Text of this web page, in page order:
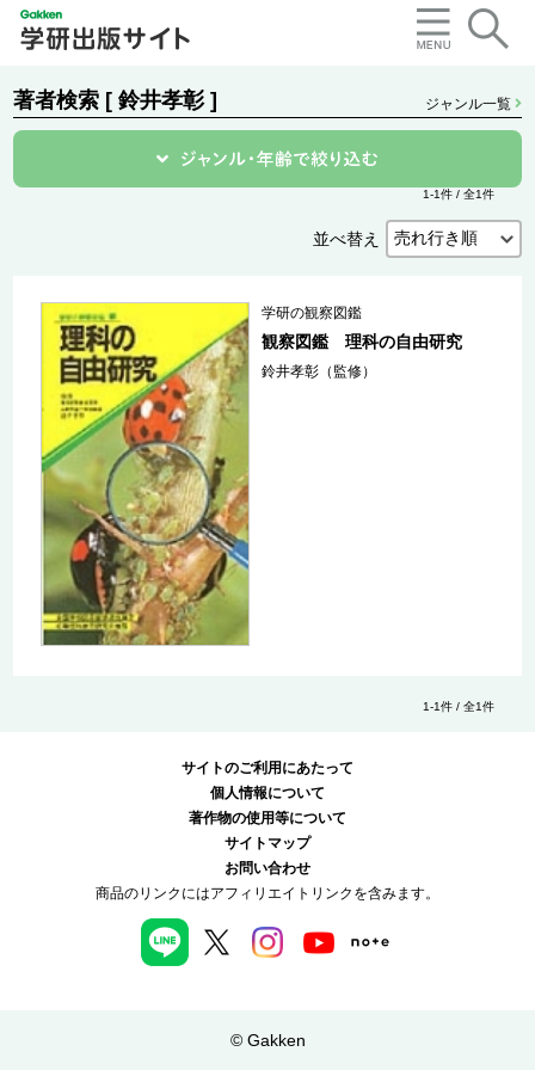
著者検索 [ 鈴井孝彰 ] ジャンル一覧
1-1件 / 全1件
並べ替え
学研の観察図鑑
観察図鑑 理科の自由研究
鈴井孝彰（監修）
1-1件 / 全1件
サイトのご利用にあたって
個人情報について
著作物の使用等について
サイトマップ
お問い合わせ
商品のリンクにはアフィリエイトリンクを含みます。
© Gakken